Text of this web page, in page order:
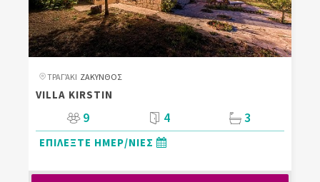
ΤΡΑΓΆΚΙ ΖΑΚΥΝΘΟΣ
VILLA KIRSTIN
9 4 3
ΕΠΙΛΕΞΤΕ ΗΜΕΡ/ΝΙΕΣ